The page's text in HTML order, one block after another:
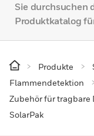
Sie durchsuchen
Produktkatalog
Produkte
Flammendetektion
Zubehör für tragbare
SolarPak